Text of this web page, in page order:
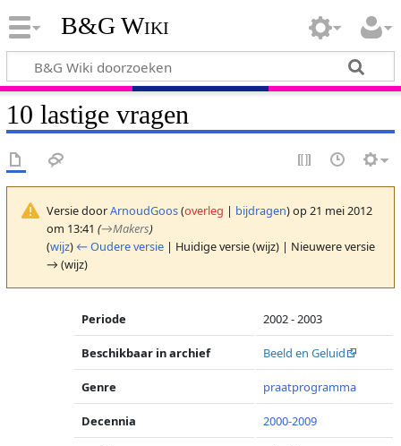
B&G Wiki
10 lastige vragen
Versie doorArnoudGoos(overleg | bijdragen)op 21 mei 2012
om 13:41 (→Makers)
(wijz) ← Oudere versie| Huidige versie (wijz) | Nieuwere versie
→ (wijz)
Periode 2002 - 2003
Beschikbaar in archief Beeld en Geluid
Genre praatprogramma
Decennia 2000-2009